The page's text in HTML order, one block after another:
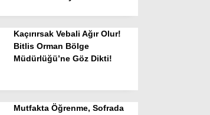
Kaçırırsak Vebali Ağır Olur!
Bitlis Orman Bölge
Müdürlüğü’ne Göz Dikti!
Mutfakta Öğrenme, Sofrada